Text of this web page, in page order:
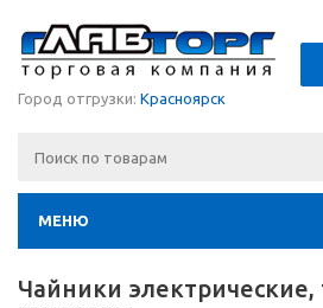
Город отгрузки: Красноярск
МЕНЮ
Чайники